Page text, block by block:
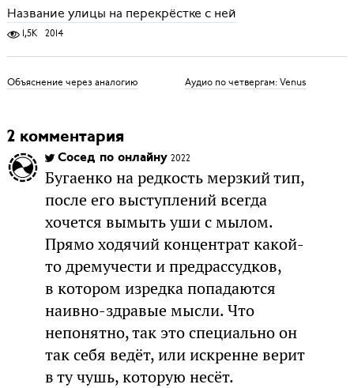
Название улицы на перекрёстке с ней
1,5K 2014
Объяснение через аналогию Аудио по четвергам: Venus
2 комментария
Сосед по онлайну 2022
Бугаенко на редкость мерзкий тип,
после его выступлений всегда
хочется вымыть уши с мылом.
Прямо ходячий концентрат какой-
то дремучести и предрассудков,
в котором изредка попадаются
наивно-здравые мысли. Что
непонятно, так это специально он
так себя ведёт, или искренне верит
в ту чушь, которую несёт.